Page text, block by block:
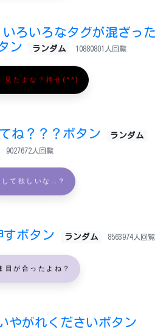
いろいろなタグが混ざった
ン
ランダム 10880801人回覧
見たよな？押せ(^^)
ね？？？ボタン ランダム
9027672人回覧
して欲しいな…？
すボタン ランダム 8563974人回覧
目が合ったよね？
やがれくださいボタン